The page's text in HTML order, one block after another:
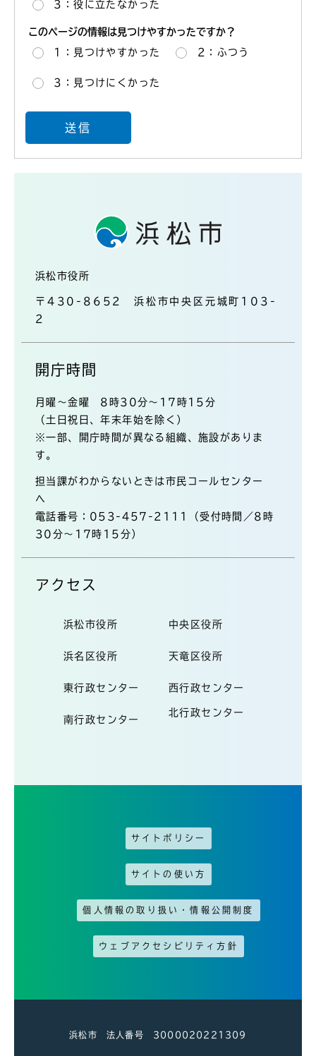
3：役に立たなかった
このページの情報は見つけやすかったですか？
1：見つけやすかった 2：ふつう
3：見つけにくかった
浜松市役所
〒430-8652 浜松市中央区元城町103-
2
開庁時間
月曜～金曜 8時30分～17時15分
（土日祝日、年末年始を除く）
※一部、開庁時間が異なる組織、施設がありま
す。
担当課がわからないときは市民コールセンター
へ
電話番号：053-457-2111（受付時間／8時
30分～17時15分）
アクセス
浜松市役所 中央区役所
浜名区役所 天竜区役所
東行政センター 西行政センター
南行政センター
北行政センター
サイトポリシー
サイトの使い方
個人情報の取り扱い・情報公開制度
ウェブアクセシビリティ方針
浜松市 法人番号 3000020221309